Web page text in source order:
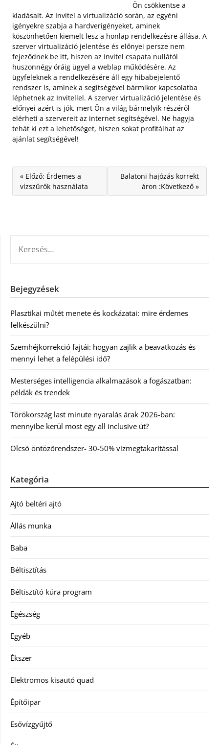
Ön csökkentse a
kiadásait. Az Invitel a virtualizáció során, az egyéni
igényekre szabja a hardverigényeket, aminek
köszönhetően kiemelt lesz a honlap rendelkezésre állása. A
szerver virtualizáció jelentése és előnyei persze nem
fejeződnek be itt, hiszen az Invitel csapata nullától
huszonnégy óráig ügyel a weblap működésére. Az
ügyfeleknek a rendelkezésére áll egy hibabejelentő
rendszer is, aminek a segítségével bármikor kapcsolatba
léphetnek az Invitellel. A szerver virtualizáció jelentése és
előnyei azért is jók, mert Ön a világ bármelyik részéről
elérheti a szervereit az internet segítségével. Ne hagyja
tehát ki ezt a lehetőséget, hiszen sokat profitálhat az
ajánlat segítségével!
« Előző: Érdemes a
vízszűrők használata
Balatoni hajózás korrekt
áron :Következő »
Bejegyzések
Plasztikai műtét menete és kockázatai: mire érdemes
felkészülni?
Szemhéjkorrekció fajtái: hogyan zajlik a beavatkozás és
mennyi lehet a felépülési idő?
Mesterséges intelligencia alkalmazások a fogászatban:
példák és trendek
Törökország last minute nyaralás árak 2026-ban:
mennyibe kerül most egy all inclusive út?
Olcsó öntözőrendszer- 30-50% vízmegtakarítással
Kategória
Ajtó beltéri ajtó
Állás munka
Baba
Béltisztítás
Béltisztító kúra program
Egészség
Egyéb
Ékszer
Elektromos kisautó quad
Építőipar
Esővízgyűjtő